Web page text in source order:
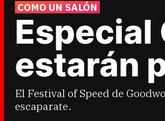
COMO UN SALÓN
Especial
estarán
El Festival of Speed de
escaparate.